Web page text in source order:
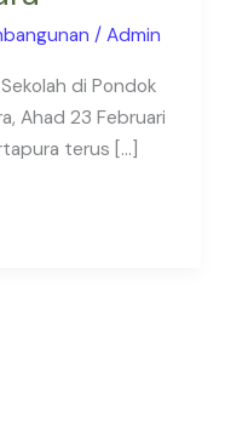
/Admin
di Pondok
Ahad 23 Februari
terus […]